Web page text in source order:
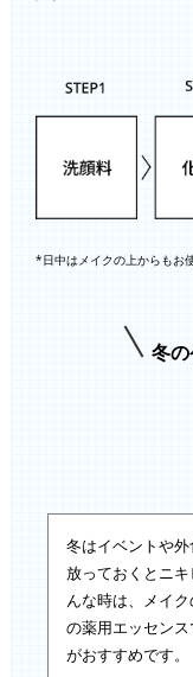
*日中はメイクの上からもお
冬
冬はイベントや外
放っておくとニ
んな時は、メイ
の薬用エッセン
がおすすめです。